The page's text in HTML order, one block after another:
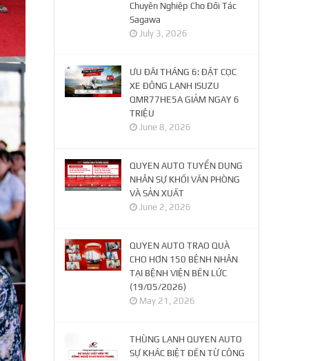
Chuyên Nghiệp Cho Đối Tác
Sagawa
July 3, 2026
ƯU ĐÃI THÁNG 6: ĐẶT CỌC
XE ĐÔNG LẠNH ISUZU
QMR77HE5A GIẢM NGAY 6
TRIỆU
June 8, 2026
QUYEN AUTO TUYỂN DỤNG
NHÂN SỰ KHỐI VĂN PHÒNG
VÀ SẢN XUẤT
June 2, 2026
QUYEN AUTO TRAO QUÀ
CHO HƠN 150 BỆNH NHÂN
TẠI BỆNH VIỆN BẾN LỨC
(19/05/2026)
May 21, 2026
THÙNG LẠNH QUYEN AUTO
SỰ KHÁC BIỆT ĐẾN TỪ CÔNG